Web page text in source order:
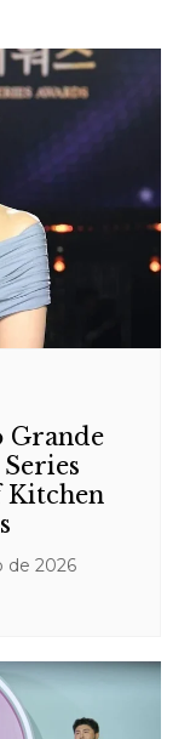
Grande
Kitchen
de 2026